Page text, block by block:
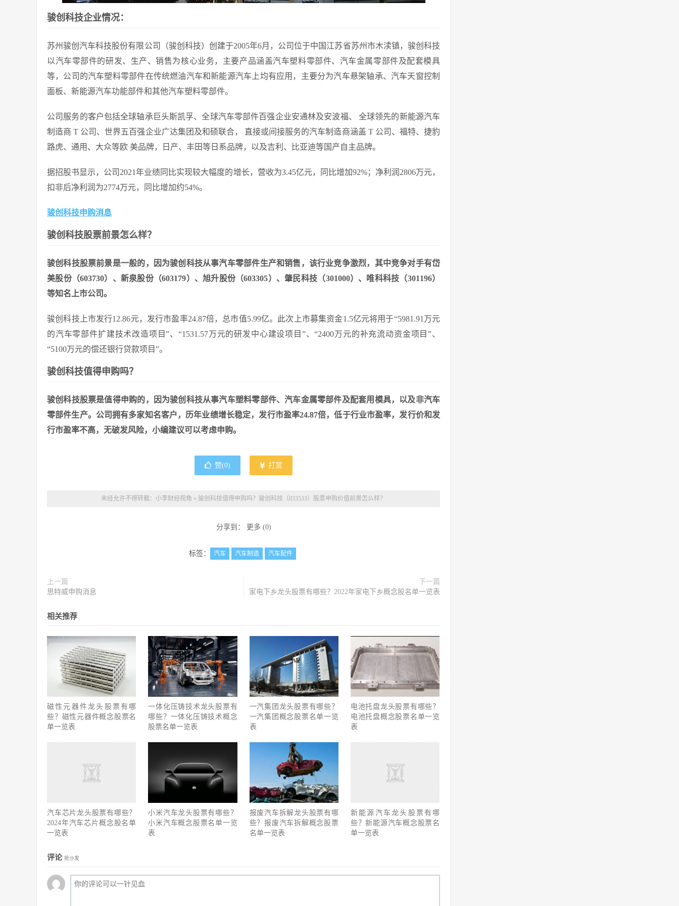
骏创科技企业情况：
苏州骏创汽车科技股份有限公司（骏创科技）创建于2005年6月，公司位于中国江苏省苏州市木渎镇，骏创科技
以汽车零部件的研发、生产、销售为核心业务，主要产品涵盖汽车塑料零部件、汽车金属零部件及配套模具
等，公司的汽车塑料零部件在传统燃油汽车和新能源汽车上均有应用，主要分为汽车悬架轴承、汽车天窗控制
面板、新能源汽车功能部件和其他汽车塑料零部件。
公司服务的客户包括全球轴承巨头斯凯孚、全球汽车零部件百强企业安通林及安波福、 全球领先的新能源汽车
制造商 T 公司、世界五百强企业广达集团及和硕联合， 直接或间接服务的汽车制造商涵盖 T 公司、福特、捷豹
路虎、通用、大众等欧 美品牌，日产、丰田等日系品牌，以及吉利、比亚迪等国产自主品牌。
据招股书显示，公司2021年业绩同比实现较大幅度的增长，营收为3.45亿元，同比增加92%；净利润2806万元，
扣非后净利润为2774万元，同比增加约54%。
骏创科技申购消息
骏创科技股票前景怎么样？
骏创科技股票前景是一般的，因为骏创科技从事汽车零部件生产和销售，该行业竞争激烈，其中竞争对手有岱
美股份（603730）、新泉股份（603179）、旭升股份（603305）、肇民科技（301000）、唯科科技（301196）
等知名上市公司。
骏创科技上市发行12.86元，发行市盈率24.87倍，总市值5.99亿。此次上市募集资金1.5亿元将用于“5981.91万元
的汽车零部件扩建技术改造项目”、“1531.57万元的研发中心建设项目”、“2400万元的补充流动资金项目”、
“5100万元的偿还银行贷款项目”。
骏创科技值得申购吗？
骏创科技股票是值得申购的，因为骏创科技从事汽车塑料零部件、汽车金属零部件及配套用模具，以及非汽车
零部件生产。公司拥有多家知名客户，历年业绩增长稳定，发行市盈率24.87倍，低于行业市盈率，发行价和发
行市盈率不高，无破发风险，小编建议可以考虑申购。
赞(0) 打赏
未经允许不得转载： 小李财经视角 » 骏创科技值得申购吗？骏创科技（833533）股票申购价值前景怎么样？
分享到： 更多 (0)
标签： 汽车 汽车制造 汽车配件
上一篇
思特威申购消息
下一篇
家电下乡龙头股票有哪些？2022年家电下乡概念股名单一览表
相关推荐
磁性元器件龙头股票有哪
些？磁性元器件概念股票名
单一览表
一体化压铸技术龙头股票有
哪些？一体化压铸技术概念
股票名单一览表
一汽集团龙头股票有哪些？
一汽集团概念股票名单一览
表
电池托盘龙头股票有哪些？
电池托盘概念股票名单一览
表
汽车芯片龙头股票有哪些？
2024年汽车芯片概念股名单
一览表
小米汽车龙头股票有哪些？
小米汽车概念股票名单一览
表
报废汽车拆解龙头股票有哪
些？报废汽车拆解概念股票
名单一览表
新能源汽车龙头股票有哪
些？新能源汽车概念股票名
单一览表
评论 抢沙发